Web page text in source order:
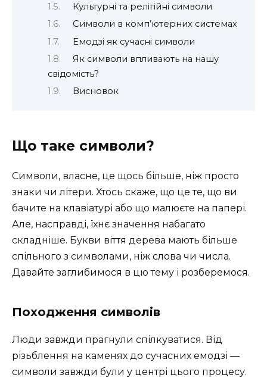
Культурні та релігійні символи
Символи в комп’ютерних системах
Емодзі як сучасні символи
Як символи впливають на нашу
свідомість?
Висновок
Що таке символи?
Символи, власне, це щось більше, ніж просто
знаки чи літери. Хтось скаже, що це те, що ви
бачите на клавіатурі або що малюєте на папері.
Але, насправді, їхнє значення набагато
складніше. Букви віття дерева мають більше
спільного з символами, ніж слова чи числа.
Давайте заглибимося в цю тему і розберемося.
Походження символів
Люди завжди прагнули спілкуватися. Від
різьблення на каменях до сучасних емодзі —
символи завжди були у центрі цього процесу.